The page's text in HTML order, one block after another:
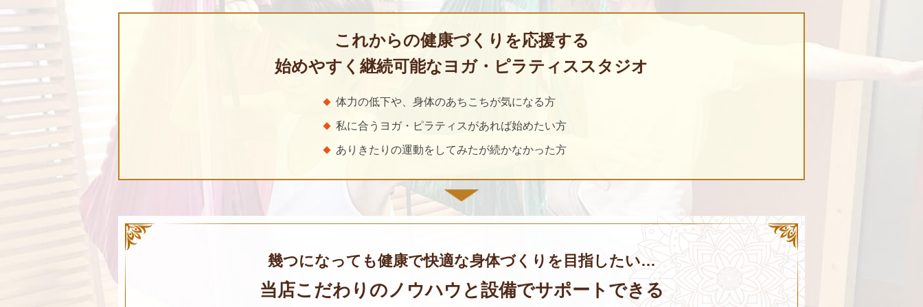
これからの健康づくりを応援する
始めやすく継続可能なヨガ・ピラティススタジオ
体力の低下や、身体のあちこちが気になる方
私に合うヨガ・ピラティスがあれば始めたい方
ありきたりの運動をしてみたが続かなかった方
幾つになっても健康で快適な身体づくりを 目指したい…
当店こだわりのノウハウと設備でサポートできる